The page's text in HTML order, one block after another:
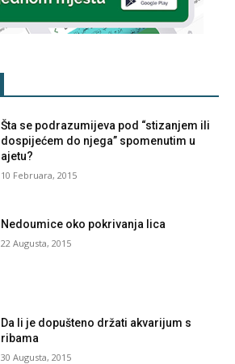
Šta se podrazumijeva pod “stizanjem ili
dospijećem do njega” spomenutim u
ajetu?
10 Februara, 2015
Nedoumice oko pokrivanja lica
22 Augusta, 2015
Da li je dopušteno držati akvarijum s
ribama
30 Augusta, 2015